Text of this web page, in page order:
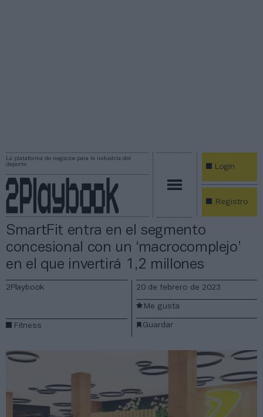
La plataforma de negocios para la industria del
deporte
Login
Registro
SmartFit entra en el segmento
concesional con un ‘macrocomplejo’
en el que invertirá 1,2 millones
2Playbook
Fitness
20 de febrero de 2023
Guardar
Me gusta